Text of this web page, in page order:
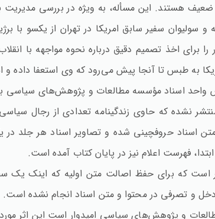
ضعیف هستند. این مسأله‌، به ویژه در بررسی
و سولیوان سفیر سابق امریکا در تهران از یکسو با
را برای اخذ تصمیم دقیق درباره نحوه مواجهه با
به طبس تا آنجا پیش می‌رود که وی استعفا داده و
فهرست اعلام نیز در پایان کتاب آمده است‌.
است که برای حفظ اصالت متن اولیه که اینک یک
و تصرفی در محتوا و متن اسناد انجام نشده است‌.
و پژوهش‌های سیاسی امیدوار است این اثر مورد